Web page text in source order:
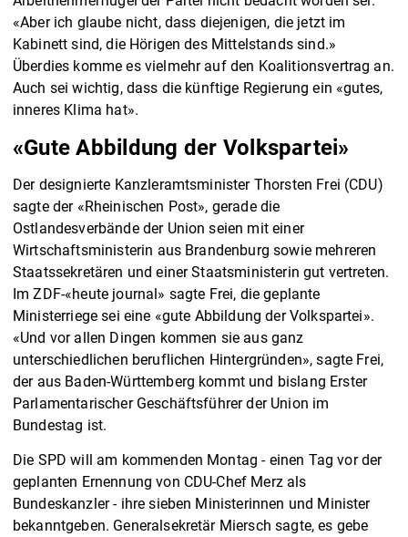
«Aber ich glaube nicht, dass diejenigen, die jetzt im
Kabinett sind, die Hörigen des Mittelstands sind.»
Überdies komme es vielmehr auf den Koalitionsvertrag an.
Auch sei wichtig, dass die künftige Regierung ein «gutes,
inneres Klima hat».
«Gute Abbildung der Volkspartei»
Der designierte Kanzleramtsminister Thorsten Frei (CDU)
sagte der «Rheinischen Post», gerade die
Ostlandesverbände der Union seien mit einer
Wirtschaftsministerin aus Brandenburg sowie mehreren
Staatssekretären und einer Staatsministerin gut vertreten.
Im ZDF-«heute journal» sagte Frei, die geplante
Ministerriege sei eine «gute Abbildung der Volkspartei».
«Und vor allen Dingen kommen sie aus ganz
unterschiedlichen beruflichen Hintergründen», sagte Frei,
der aus Baden-Württemberg kommt und bislang Erster
Parlamentarischer Geschäftsführer der Union im
Bundestag ist.
Die SPD will am kommenden Montag - einen Tag vor der
geplanten Ernennung von CDU-Chef Merz als
Bundeskanzler - ihre sieben Ministerinnen und Minister
bekanntgeben. Generalsekretär Miersch sagte, es gebe